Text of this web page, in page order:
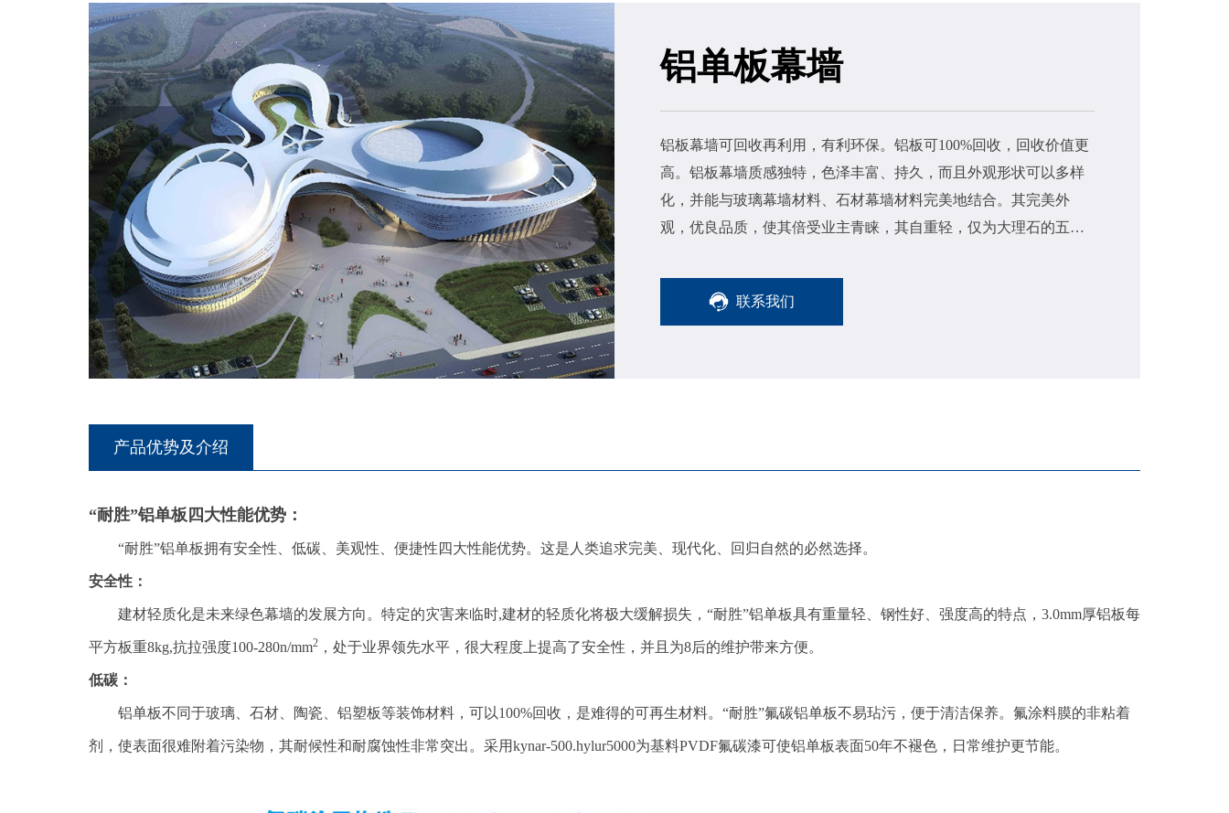
铝单板幕墙
铝板幕墙可回收再利用，有利环保。铝板可100%回收，回收价值更
高。铝板幕墙质感独特，色泽丰富、持久，而且外观形状可以多样
化，并能与玻璃幕墙材料、石材幕墙材料完美地结合。其完美外
观，优良品质，使其倍受业主青睐，其自重轻，仅为大理石的五分
联系我们
产品优势及介绍
“耐胜”铝单板四大性能优势：
“耐胜”铝单板拥有安全性、低碳、美观性、便捷性四大性能优势。这是人类追求完美、现代化、回归自然的必然选择。
安全性：
建材轻质化是未来绿色幕墙的发展方向。特定的灾害来临时,建材的轻质化将极大缓解损失，“耐胜”铝单板具有重量轻、钢性好、强度高的特点，3.0mm厚铝板每
平方板重8kg,抗拉强度100-280n/mm2 ，处于业界领先水平，很大程度上提高了安全性，并且为8后的维护带来方便。
低碳：
铝单板不同于玻璃、石材、陶瓷、铝塑板等装饰材料，可以100%回收，是难得的可再生材料。“耐胜”氟碳铝单板不易玷污，便于清洁保养。氟涂料膜的非粘着
剂，使表面很难附着污染物，其耐候性和耐腐蚀性非常突出。采用kynar-500.hylur5000为基料PVDF氟碳漆可使铝单板表面50年不褪色，日常维护更节能。